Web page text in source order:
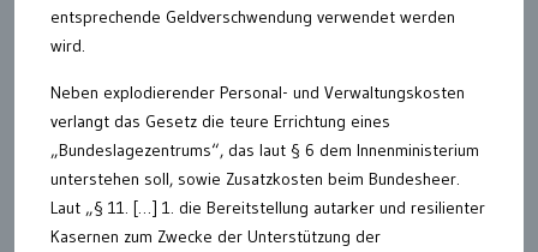
entsprechende Geldverschwendung verwendet werden
wird.
Neben explodierender Personal- und Verwaltungskosten
verlangt das Gesetz die teure Errichtung eines
„Bundeslagezentrums“, das laut § 6 dem Innenministerium
unterstehen soll, sowie Zusatzkosten beim Bundesheer.
Laut „§ 11. […] 1. die Bereitstellung autarker und resilienter
Kasernen zum Zwecke der Unterstützung der